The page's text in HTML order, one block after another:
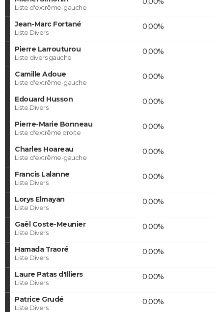
Liste d'extrême-gauche
Jean-Marc Fortané
Liste Divers
0,00%
Pierre Larrouturou
Liste divers gauche
0,00%
Camille Adoue
Liste d'extrême-gauche
0,00%
Edouard Husson
Liste Divers
0,00%
Pierre-Marie Bonneau
Liste d'extrême droite
0,00%
Charles Hoareau
Liste d'extrême-gauche
0,00%
Francis Lalanne
Liste Divers
0,00%
Lorys Elmayan
Liste Divers
0,00%
Gaël Coste-Meunier
Liste Divers
0,00%
Hamada Traoré
Liste Divers
0,00%
Laure Patas d'Illiers
Liste Divers
0,00%
Patrice Grudé
Liste Divers
0,00%